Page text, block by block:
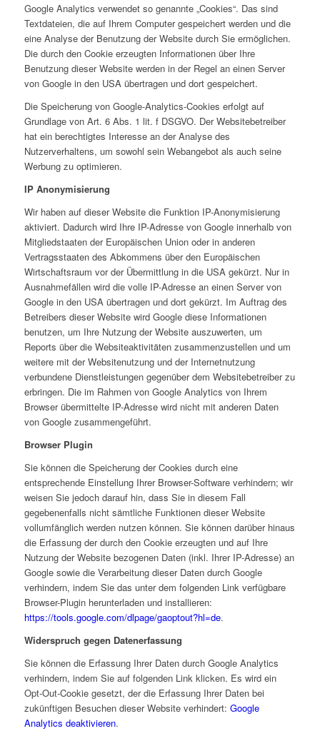
Google Analytics verwendet so genannte „Cookies“. Das sind
Textdateien, die auf Ihrem Computer gespeichert werden und die
eine Analyse der Benutzung der Website durch Sie ermöglichen.
Die durch den Cookie erzeugten Informationen über Ihre
Benutzung dieser Website werden in der Regel an einen Server
von Google in den USA übertragen und dort gespeichert.
Die Speicherung von Google-Analytics-Cookies erfolgt auf
Grundlage von Art. 6 Abs. 1 lit. f DSGVO. Der Websitebetreiber
hat ein berechtigtes Interesse an der Analyse des
Nutzerverhaltens, um sowohl sein Webangebot als auch seine
Werbung zu optimieren.
IP Anonymisierung
Wir haben auf dieser Website die Funktion IP-Anonymisierung
aktiviert. Dadurch wird Ihre IP-Adresse von Google innerhalb von
Mitgliedstaaten der Europäischen Union oder in anderen
Vertragsstaaten des Abkommens über den Europäischen
Wirtschaftsraum vor der Übermittlung in die USA gekürzt. Nur in
Ausnahmefällen wird die volle IP-Adresse an einen Server von
Google in den USA übertragen und dort gekürzt. Im Auftrag des
Betreibers dieser Website wird Google diese Informationen
benutzen, um Ihre Nutzung der Website auszuwerten, um
Reports über die Websiteaktivitäten zusammenzustellen und um
weitere mit der Websitenutzung und der Internetnutzung
verbundene Dienstleistungen gegenüber dem Websitebetreiber zu
erbringen. Die im Rahmen von Google Analytics von Ihrem
Browser übermittelte IP-Adresse wird nicht mit anderen Daten
von Google zusammengeführt.
Browser Plugin
Sie können die Speicherung der Cookies durch eine
entsprechende Einstellung Ihrer Browser-Software verhindern; wir
weisen Sie jedoch darauf hin, dass Sie in diesem Fall
gegebenenfalls nicht sämtliche Funktionen dieser Website
vollumfänglich werden nutzen können. Sie können darüber hinaus
die Erfassung der durch den Cookie erzeugten und auf Ihre
Nutzung der Website bezogenen Daten (inkl. Ihrer IP-Adresse) an
Google sowie die Verarbeitung dieser Daten durch Google
verhindern, indem Sie das unter dem folgenden Link verfügbare
Browser-Plugin herunterladen und installieren:
https://tools.google.com/dlpage/gaoptout?hl=de.
Widerspruch gegen Datenerfassung
Sie können die Erfassung Ihrer Daten durch Google Analytics
verhindern, indem Sie auf folgenden Link klicken. Es wird ein
Opt-Out-Cookie gesetzt, der die Erfassung Ihrer Daten bei
zukünftigen Besuchen dieser Website verhindert: Google
Analytics deaktivieren.